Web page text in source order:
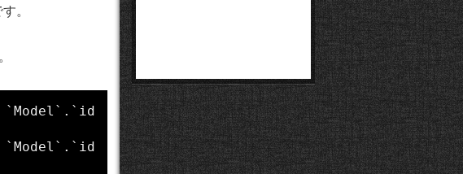
。
`Model`.`id
`Model`.`id